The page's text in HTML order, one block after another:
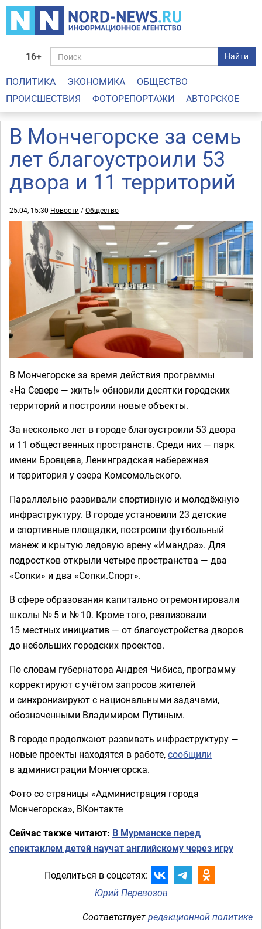
16+ Найти
ПОЛИТИКА ЭКОНОМИКА
ОБЩЕСТВО
ПРОИСШЕСТВИЯ
ФОТОРЕПОРТАЖИ АВТОРСКОЕ
В Мончегорске за семь
лет благоустроили 53
двора и 11 территорий
25.04, 15:30 Новости /Общество
В Мончегорске за время действия программы
«На Севере — жить!» обновили десятки городских
территорий и построили новые объекты.
За несколько лет в городе благоустроили 53 двора
и 11 общественных пространств. Среди них — парк
имени Бровцева, Ленинградская набережная
и территория у озера Комсомольского.
Параллельно развивали спортивную и молодёжную
инфраструктуру. В городе установили 23 детские
и спортивные площадки, построили футбольный
манеж и крытую ледовую арену «Имандра». Для
подростков открыли четыре пространства — два
«Сопки» и два «Сопки.Спорт».
В сфере образования капитально отремонтировали
школы № 5 и № 10. Кроме того, реализовали
15 местных инициатив — от благоустройства дворов
до небольших городских проектов.
По словам губернатора Андрея Чибиса, программу
корректируют с учётом запросов жителей
и синхронизируют с национальными задачами,
обозначенными Владимиром Путиным.
В городе продолжают развивать инфраструктуру —
новые проекты находятся в работе,сообщили
в администрации Мончегорска.
Фото со страницы «Администрация города
Мончегорска», ВКонтакте
Сейчас также читают: В Мурманске перед
спектаклем детей научат английскому через игру
Поделиться в соцсетях:
Юрий Перевозов
Соответствуетредакционной политике